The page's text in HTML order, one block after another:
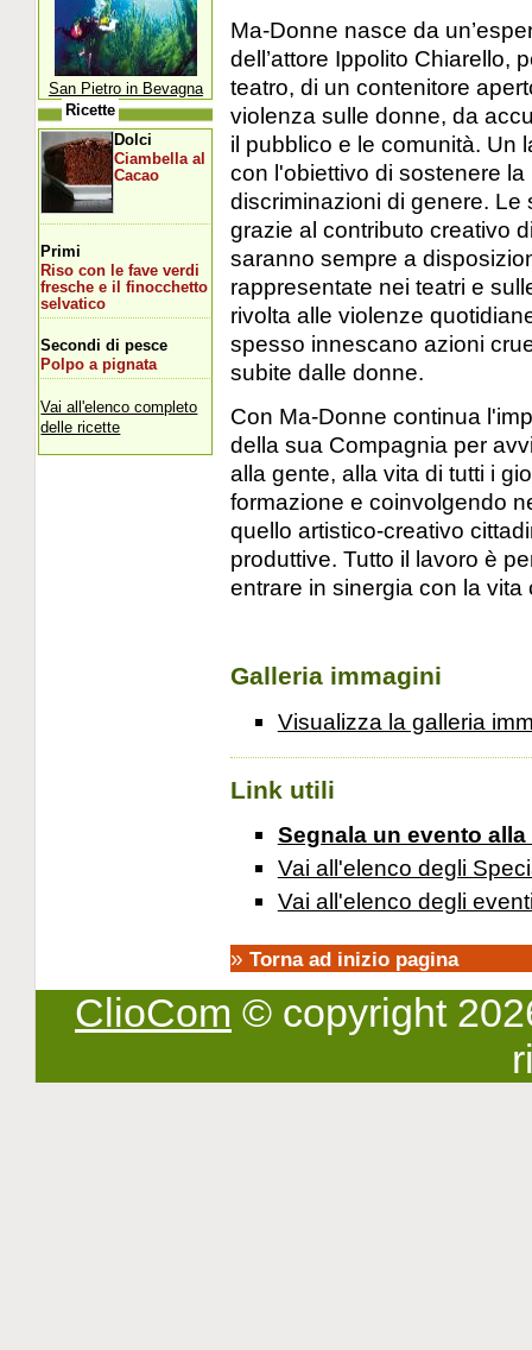
Ma-Donne nasce da
dell’attore Ippolito Chiarello,
teatro, di un contenitore
violenza sulle donne, da
il pubblico e le comunità. Un
con l'obiettivo di sostenere
discriminazioni di genere. Le
grazie al contributo creativo
saranno sempre a
rappresentate nei teatri e
rivolta alle violenze
spesso innescano azioni
subite dalle donne.
Con Ma-Donne continua
della sua Compagnia per
alla gente, alla vita di tutti i
formazione e coinvolgendo
quello artistico-creativo
produttive. Tutto il lavoro è
entrare in sinergia con la
Galleria immagini
Visualizza la galleria
Link utili
Segnala un evento
Vai all'elenco degli
Vai all'elenco degli
» Torna ad inizio pagina
San Pietro in Bevagna
Ricette
Dolci
Ciambella al
Cacao
Primi
Riso con le fave verdi
fresche e il finocchetto
selvatico
Secondi di pesce
Polpo a pignata
Vai all'elenco completo
delle ricette
ClioCom © copyright